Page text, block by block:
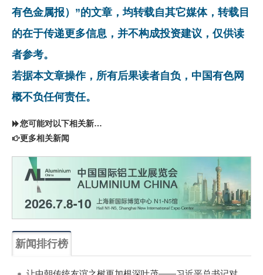
有色金属报）”的文章，均转载自其它媒体，转载目
的在于传递更多信息，并不构成投资建议，仅供读
者参考。
若据本文章操作，所有后果读者自负，中国有色网
概不负任何责任。
您可能对以下相关新闻同样感兴趣
更多相关新闻
新闻排行榜